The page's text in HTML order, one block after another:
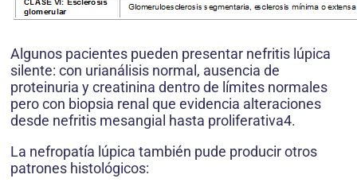
Algunos pacientes pueden presentar nefritis lúpica
silente: con urianálisis normal, ausencia de
proteinuria y creatinina dentro de límites normales
pero con biopsia renal que evidencia alteraciones
desde nefritis mesangial hasta proliferativa4.
La nefropatía lúpica también pude producir otros
patrones histológicos: